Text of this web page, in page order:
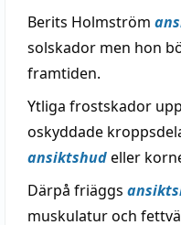
Berits Holmström
solskador men hon
framtiden.
Ytliga frostskador
oskyddade
ansiktshudeller
Därpå friäggs
muskulatur och